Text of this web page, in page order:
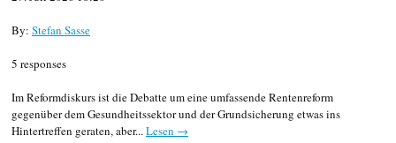
By: Stefan Sasse
5 responses
Im Reformdiskurs ist die Debatte um eine umfassende Rentenreform
gegenüber dem Gesundheitssektor und der Grundsicherung etwas ins
Hintertreffen geraten, aber...Lesen →